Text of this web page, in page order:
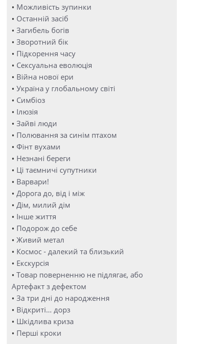
• Можливість зупинки
• Останній засіб
• Загибель богів
• Зворотний бік
• Підкорення часу
• Сексуальна еволюція
• Війна нової ери
• Україна у глобальному світі
• Симбіоз
• Ілюзія
• Зайві люди
• Полювання за синім птахом
• Фінт вухами
• Незнані береги
• Ці таємничі супутники
• Варвари!
• Дорога до, від і між
• Дім, милий дім
• Інше життя
• Подорож до себе
• Живий метал
• Космос - далекий та близький
• Екскурсія
• Товар поверненню не підлягає, або
Артефакт з дефектом
• За три дні до народження
• Відкриті… дорз
• Шкідлива криза
• Перші кроки